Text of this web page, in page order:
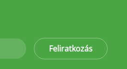
Feliratkozás